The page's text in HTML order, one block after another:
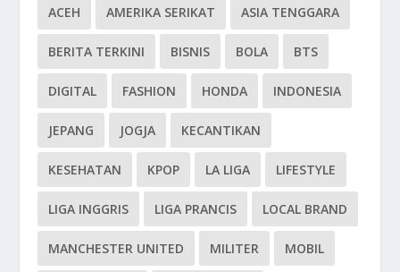
ACEH AMERIKA SERIKAT ASIA TENGGARA
BERITA TERKINI BISNIS BOLA BTS
DIGITAL FASHION HONDA INDONESIA
JEPANG JOGJA KECANTIKAN
KESEHATAN KPOP LA LIGA LIFESTYLE
LIGA INGGRIS LIGA PRANCIS LOCAL BRAND
MANCHESTER UNITED MILITER MOBIL